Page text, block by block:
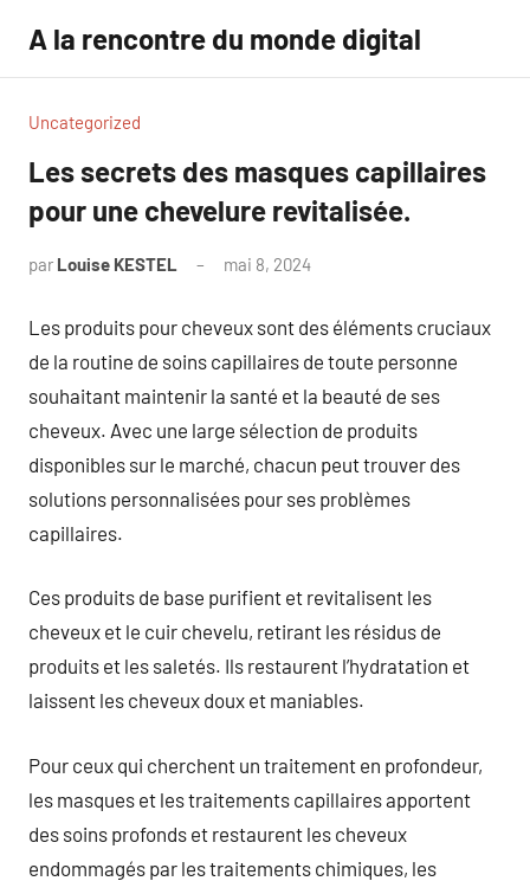
contenu
A la rencontre du monde digital
Uncategorized
Les secrets des masques capillaires
pour une chevelure revitalisée.
par Louise KESTEL mai 8, 2024
Les produits pour cheveux sont des éléments cruciaux
de la routine de soins capillaires de toute personne
souhaitant maintenir la santé et la beauté de ses
cheveux. Avec une large sélection de produits
disponibles sur le marché, chacun peut trouver des
solutions personnalisées pour ses problèmes
capillaires.
Ces produits de base purifient et revitalisent les
cheveux et le cuir chevelu, retirant les résidus de
produits et les saletés. Ils restaurent l’hydratation et
laissent les cheveux doux et maniables.
Pour ceux qui cherchent un traitement en profondeur,
les masques et les traitements capillaires apportent
des soins profonds et restaurent les cheveux
endommagés par les traitements chimiques, les